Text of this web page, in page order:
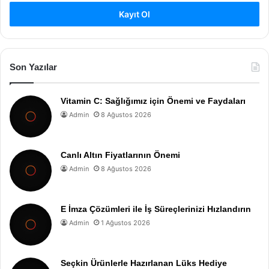
Kayıt Ol
Son Yazılar
Vitamin C: Sağlığımız için Önemi ve Faydaları
Admin 8 Ağustos 2026
Canlı Altın Fiyatlarının Önemi
Admin 8 Ağustos 2026
E İmza Çözümleri ile İş Süreçlerinizi Hızlandırın
Admin 1 Ağustos 2026
Seçkin Ürünlerle Hazırlanan Lüks Hediye